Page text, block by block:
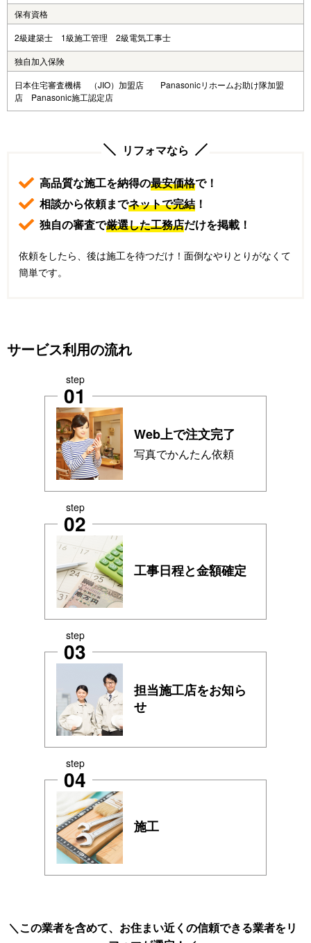
保有資格
2級建築士 1級施工管理 2級電気工事士
独自加入保険
日本住宅審査機構 （JIO）加盟店 Panasonicリホームお助け隊加盟
店 Panasonic施工認定店
リフォマなら
高品質な施工を納得の最安価格で！
相談から依頼までネットで完結 ！
独自の審査で厳選した工務店だけを掲載！
依頼をしたら、後は施工を待つだけ！面倒なやりとりがなくて
簡単です。
サービス利用の流れ
step
01
Web上で注文完了
写真でかんたん依頼
step
02
工事日程と金額確定
step
03
担当施工店をお知ら
せ
step
04
施工
この業者を含めて、お住まい近くの信頼できる業者をリ